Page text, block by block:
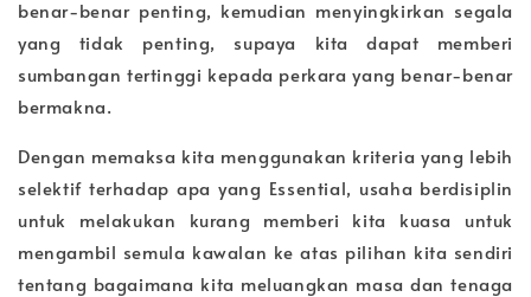
benar-benar penting, kemudian menyingkirkan segala
yang tidak penting, supaya kita dapat memberi
sumbangan tertinggi kepada perkara yang benar-benar
bermakna.
Dengan memaksa kita menggunakan kriteria yang lebih
selektif terhadap apa yang Essential, usaha berdisiplin
untuk melakukan kurang memberi kita kuasa untuk
mengambil semula kawalan ke atas pilihan kita sendiri
tentang bagaimana kita meluangkan masa dan tenaga